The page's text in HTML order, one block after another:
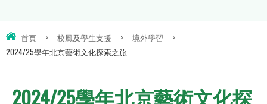
首頁 > 校風及學生支援 > 境外學習
>
2024/25學年北京藝術文化探索之旅
2024/25學年北京藝術文化探